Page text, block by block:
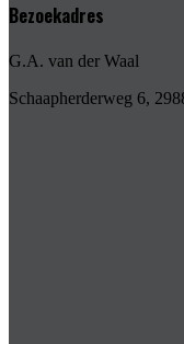
Bezoekadres
G.A. van der Waal
Schaapherderweg 6,